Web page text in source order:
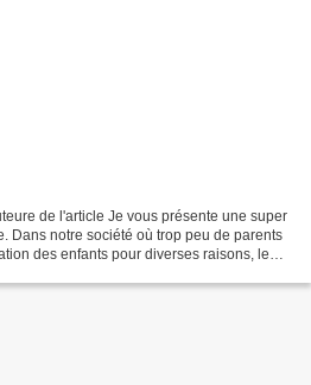
de l'article Je vous présente une super
Dans notre société où trop peu de parents
des enfants pour diverses raisons, le